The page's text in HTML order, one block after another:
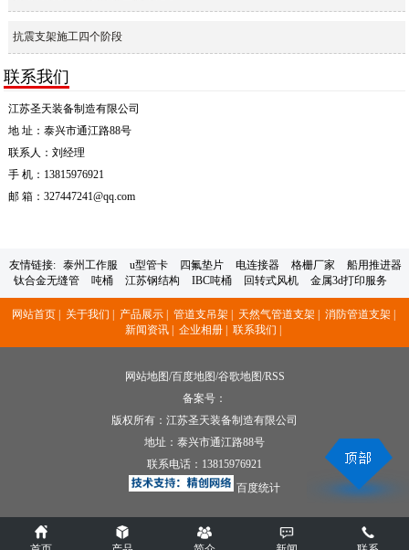
抗震支架施工四个阶段
联系我们
江苏圣天装备制造有限公司
地 址：泰兴市通江路88号
联系人：刘经理
手 机：13815976921
邮 箱：327447241@qq.com
友情链接: 泰州工作服 u型管卡 四氟垫片 电连接器 格栅厂家
船用推进器
钛合金无缝管
吨桶 江苏钢结构 IBC吨桶 回转式风机 金属3d打印服务
网站首页 | 关于我们 | 产品展示 | 管道支吊架 | 天然气管道支架 |
消防管道支架 |
新闻资讯 |
企业相册 | 联系我们 |
网站地图/百度地图/谷歌地图/RSS
备案号：
版权所有：江苏圣天装备制造有限公司
地址：泰兴市通江路88号
联系电话： 13815976921
百度统计